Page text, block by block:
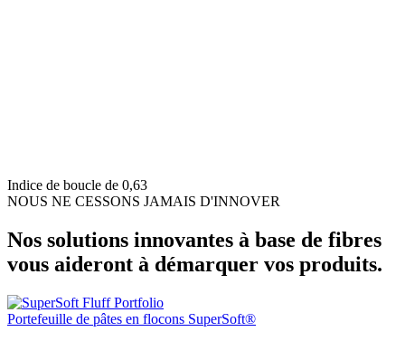
Indice de boucle de 0,63
NOUS NE CESSONS JAMAIS D'INNOVER
Nos solutions innovantes à base de fibres
vous aideront à démarquer vos produits.
Portefeuille de pâtes en flocons SuperSoft®